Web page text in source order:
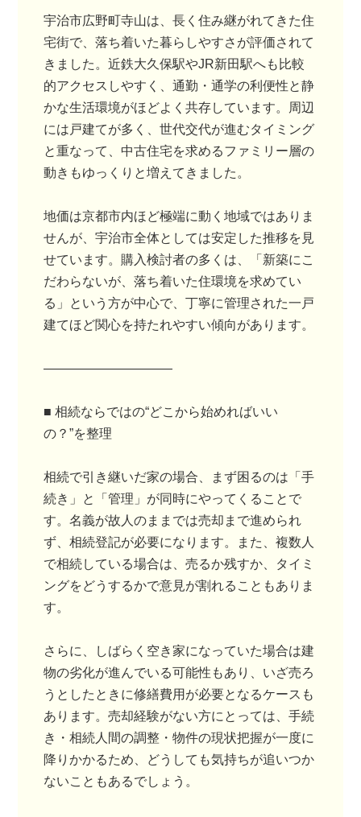
宇治市広野町寺山は、長く住み継がれてきた住
宅街で、落ち着いた暮らしやすさが評価されて
きました。近鉄大久保駅やJR新田駅へも比較
的アクセスしやすく、通勤・通学の利便性と静
かな生活環境がほどよく共存しています。周辺
には戸建てが多く、世代交代が進むタイミング
と重なって、中古住宅を求めるファミリー層の
動きもゆっくりと増えてきました。
地価は京都市内ほど極端に動く地域ではありま
せんが、宇治市全体としては安定した推移を見
せています。購入検討者の多くは、「新築にこ
だわらないが、落ち着いた住環境を求めてい
る」という方が中心で、丁寧に管理された一戸
建てほど関心を持たれやすい傾向があります。
――――――――――
■ 相続ならではの“どこから始めればいい
の？”を整理
相続で引き継いだ家の場合、まず困るのは「手
続き」と「管理」が同時にやってくることで
す。名義が故人のままでは売却まで進められ
ず、相続登記が必要になります。また、複数人
で相続している場合は、売るか残すか、タイミ
ングをどうするかで意見が割れることもありま
す。
さらに、しばらく空き家になっていた場合は建
物の劣化が進んでいる可能性もあり、いざ売ろ
うとしたときに修繕費用が必要となるケースも
あります。売却経験がない方にとっては、手続
き・相続人間の調整・物件の現状把握が一度に
降りかかるため、どうしても気持ちが追いつか
ないこともあるでしょう。